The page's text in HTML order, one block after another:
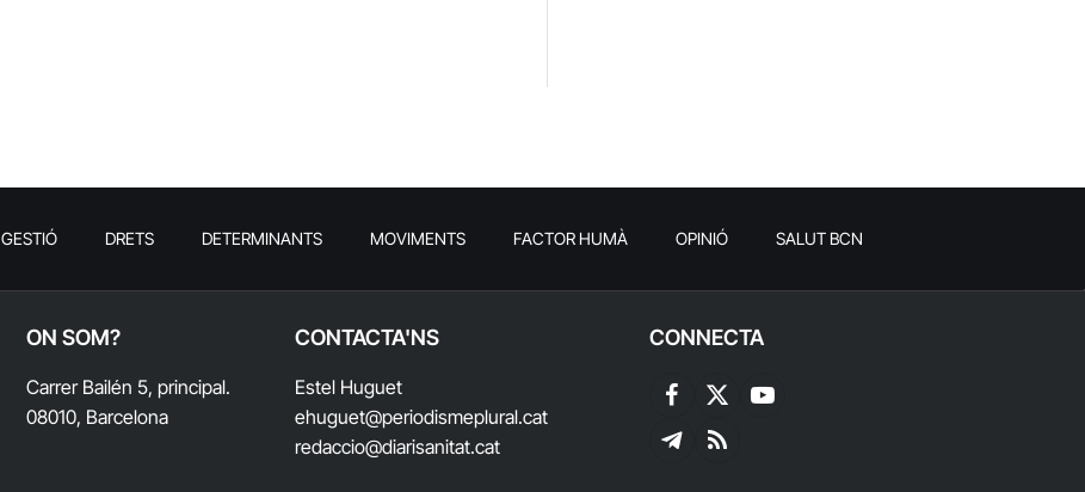
GESTIÓ DRETS DETERMINANTS MOVIMENTS FACTOR HUMÀ OPINIÓ SALUT BCN
ON SOM?
Carrer Bailén 5, principal.
08010, Barcelona
CONTACTA'NS
Estel Huguet
ehuguet@periodismeplural.cat
redaccio@diarisanitat.cat
CONNECTA
Facebook
X
(Twitter)
YouTube
TelegramRSS